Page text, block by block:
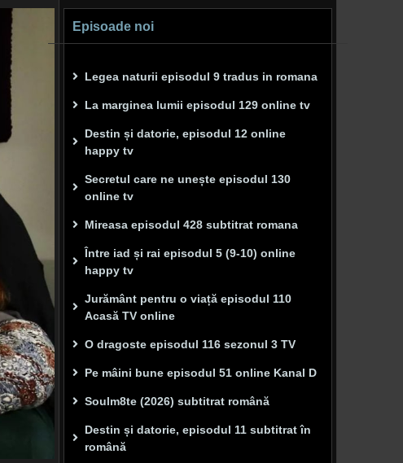
Episoade noi
Legea naturii episodul 9 tradus in romana
La marginea lumii episodul 129 online tv
Destin și datorie, episodul 12 online
happy tv
Secretul care ne unește episodul 130
online tv
Mireasa episodul 428 subtitrat romana
Între iad și rai episodul 5 (9-10) online
happy tv
Jurământ pentru o viață episodul 110
Acasă TV online
O dragoste episodul 116 sezonul 3 TV
Pe mâini bune episodul 51 online Kanal D
Soulm8te (2026) subtitrat română
Destin și datorie, episodul 11 subtitrat în
română